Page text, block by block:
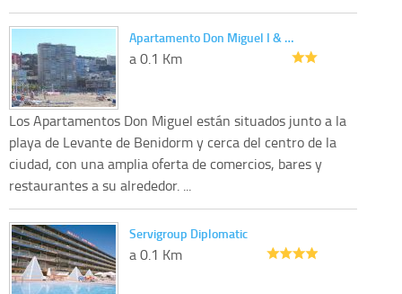
Apartamento Don Miguel I & …
a 0.1 Km
Los Apartamentos Don Miguel están situados junto a la
playa de Levante de Benidorm y cerca del centro de la
ciudad, con una amplia oferta de comercios, bares y
restaurantes a su alrededor. ...
Servigroup Diplomatic
a 0.1 Km